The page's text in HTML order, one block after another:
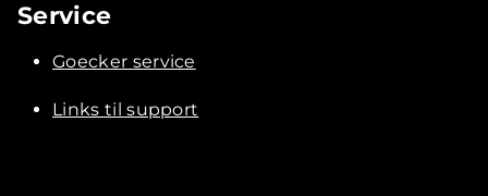
Service
Goecker service
Links til support